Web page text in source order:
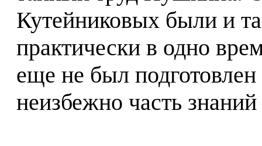
Кутейниковых были и
практически в одно
еще не был
неизбежно часть знаний